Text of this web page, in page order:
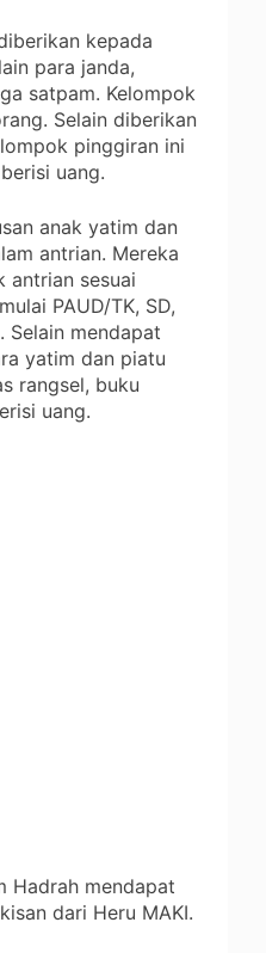
kepada
para janda,
satpam. Kelompok
Selain diberikan
pinggiran ini
uang.
anak yatim dan
antrian. Mereka
antrian sesuai
PAUD/TK, SD,
Selain mendapat
yatim dan piatu
rangsel, buku
uang.
Hadrah mendapat
dari Heru MAKI.